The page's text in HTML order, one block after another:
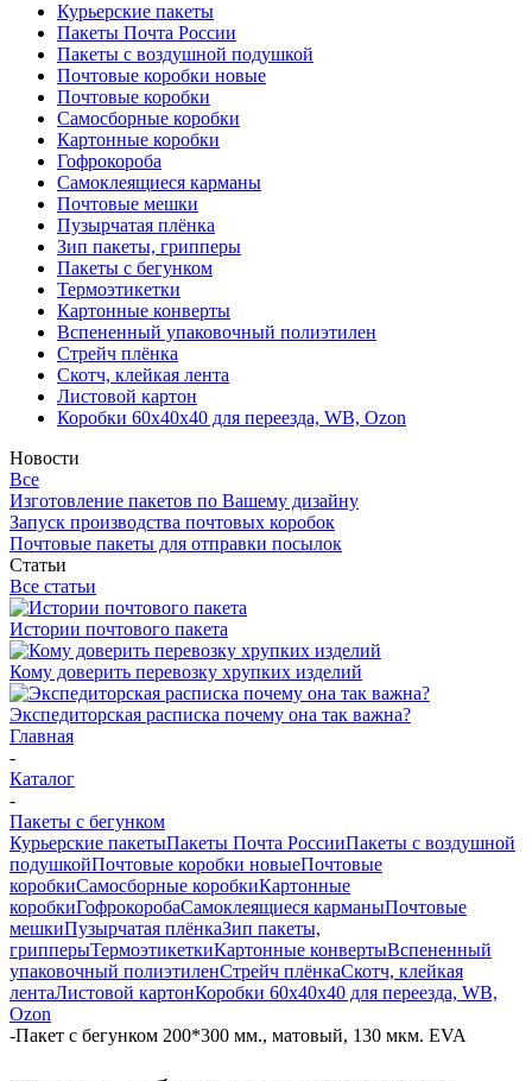
Курьерские пакеты
Пакеты Почта России
Пакеты с воздушной подушкой
Почтовые коробки новые
Почтовые коробки
Самосборные коробки
Картонные коробки
Гофрокороба
Самоклеящиеся карманы
Почтовые мешки
Пузырчатая плёнка
Зип пакеты, грипперы
Пакеты с бегунком
Термоэтикетки
Картонные конверты
Вспененный упаковочный полиэтилен
Стрейч плёнка
Скотч, клейкая лента
Листовой картон
Коробки 60х40х40 для переезда, WB, Ozon
Новости
Все
Изготовление пакетов по Вашему дизайну
Запуск производства почтовых коробок
Почтовые пакеты для отправки посылок
Статьи
Все статьи
Истории почтового пакета
Кому доверить перевозку хрупких изделий
Экспедиторская расписка почему она так важна?
Главная
-
Каталог
-
Пакеты с бегунком
Курьерские пакетыПакеты Почта РоссииПакеты с воздушной
подушкойПочтовые коробки новыеПочтовые
коробкиСамосборные коробкиКартонные
коробкиГофрокоробаСамоклеящиеся карманыПочтовые
мешкиПузырчатая плёнкаЗип пакеты,
грипперыТермоэтикеткиКартонные конвертыВспененный
упаковочный полиэтиленСтрейч плёнкаСкотч, клейкая
лентаЛистовой картонКоробки 60х40х40 для переезда, WB,
Ozon
-Пакет с бегунком 200*300 мм., матовый, 130 мкм. EVA